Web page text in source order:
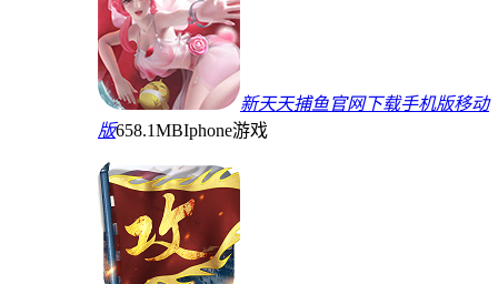
新天天捕鱼官网下载手机版移动
版658.1MBIphone游戏